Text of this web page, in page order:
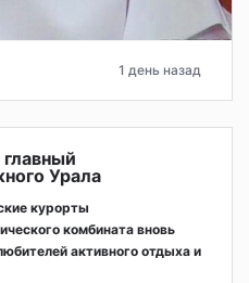
1 день назад
Урала
курорты
комбината вновь
активного отдыха и